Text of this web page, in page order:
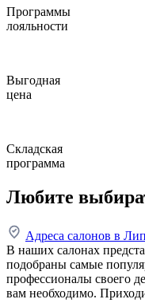
Программы
лояльности
Выгодная
цена
Складская
программа
Любите
Адреса салонов в
В наших салонах
подобраны самые
профессионалы своего
вам необходимо.